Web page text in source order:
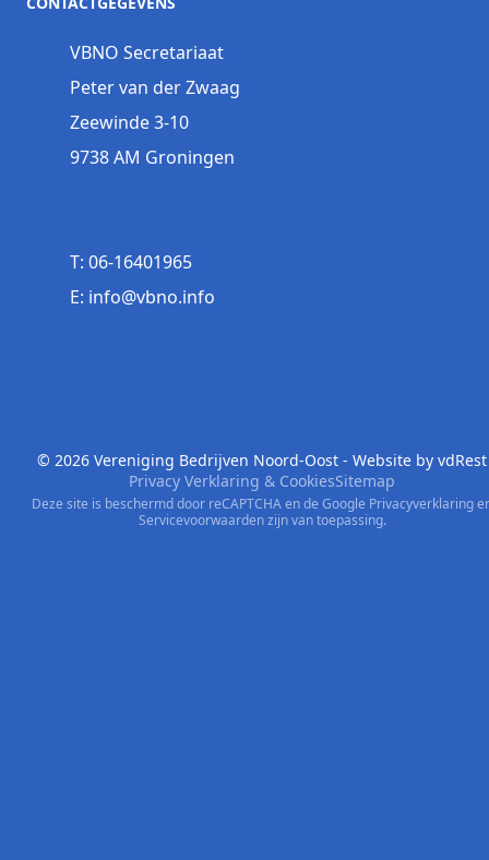
VBNO Secretariaat
Peter van der Zwaag
Zeewinde 3-10
9738 AM Groningen
T: 06-16401965
E: info@vbno.info
© 2026 Vereniging Bedrijven Noord-Oost - Website by vdRest
Privacy Verklaring & CookiesSitemap
Deze site is beschermd door reCAPTCHA en de Google Privacyverklaring
Servicevoorwaardenzijn van toepassing.